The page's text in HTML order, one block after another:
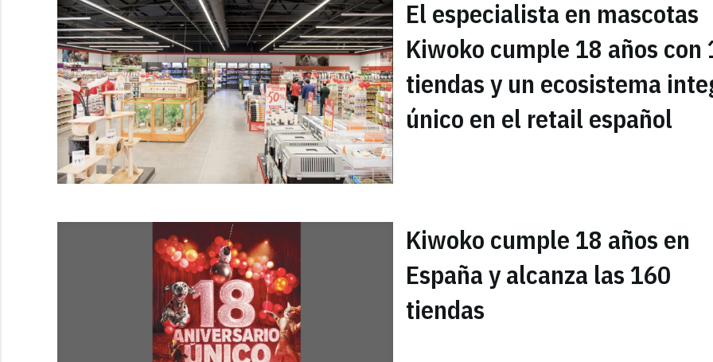
El especialista en mascotas
Kiwoko cumple 18 años con
tiendas y un ecosistema
único en el retail español
Kiwoko cumple 18 años en
España y alcanza las 160
tiendas